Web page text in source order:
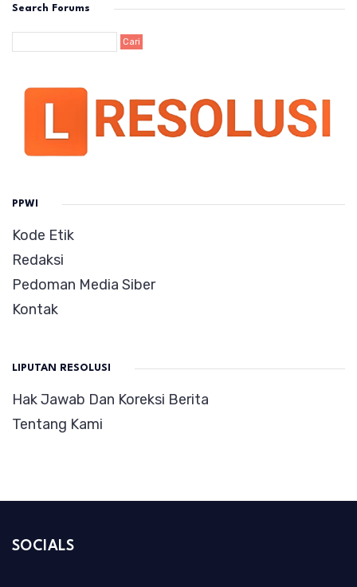
Search Forums
PPWI
Kode Etik
Redaksi
Pedoman Media Siber
Kontak
LIPUTAN RESOLUSI
Hak Jawab Dan Koreksi Berita
Tentang Kami
SOCIALS